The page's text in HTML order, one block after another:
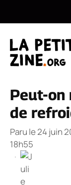
contenu
Peut-on
de
Paru le 24 juin
18h55
·